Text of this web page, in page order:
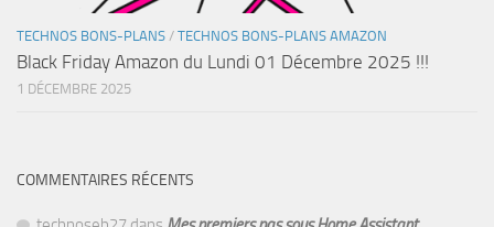
TECHNOS BONS-PLANS / TECHNOS BONS-PLANS AMAZON
Black Friday Amazon du Lundi 01 Décembre 2025 !!!
1 DÉCEMBRE 2025
COMMENTAIRES RÉCENTS